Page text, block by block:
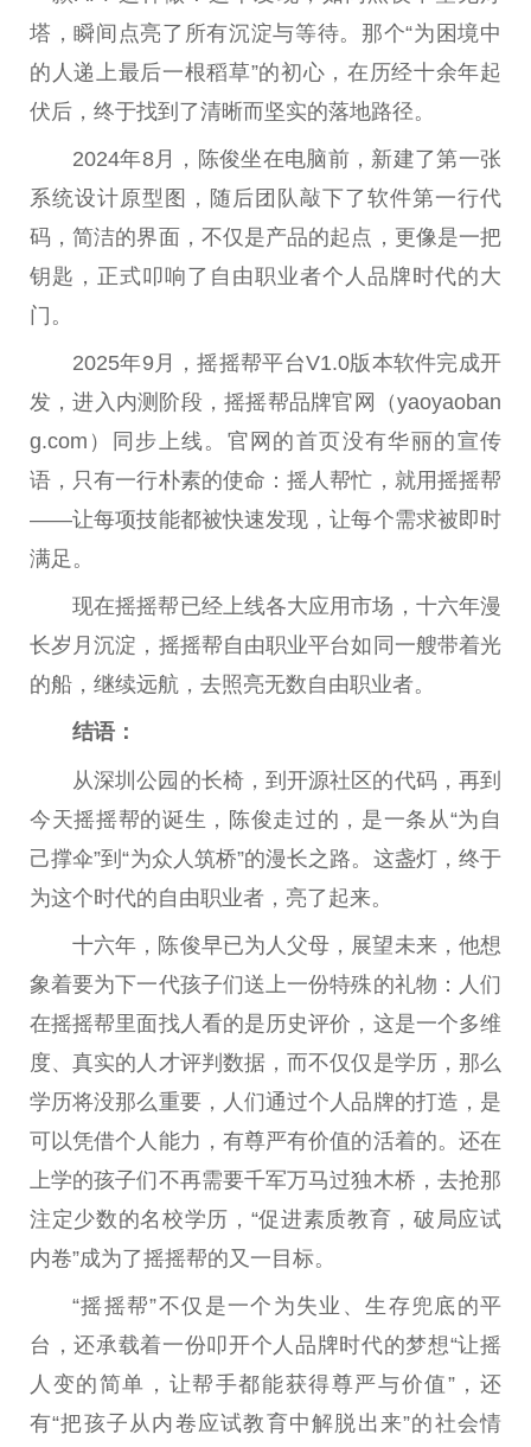
塔，瞬间点亮了所有沉淀与等待。那个“为困境中
的人递上最后一根稻草”的初心，在历经十余年起
伏后，终于找到了清晰而坚实的落地路径。
2024年8月，陈俊坐在电脑前，新建了第一张
系统设计原型图，随后团队敲下了软件第一行代
码，简洁的界面，不仅是产品的起点，更像是一把
钥匙，正式叩响了自由职业者个人品牌时代的大
门。
2025年9月，摇摇帮平台V1.0版本软件完成开
发，进入内测阶段，摇摇帮品牌官网（yaoyaoban
g.com）同步上线。官网的首页没有华丽的宣传
语，只有一行朴素的使命：摇人帮忙，就用摇摇帮
——让每项技能都被快速发现，让每个需求被即时
满足。
现在摇摇帮已经上线各大应用市场，十六年漫
长岁月沉淀，摇摇帮自由职业平台如同一艘带着光
的船，继续远航，去照亮无数自由职业者。
结语：
从深圳公园的长椅，到开源社区的代码，再到
今天摇摇帮的诞生，陈俊走过的，是一条从“为自
己撑伞”到“为众人筑桥”的漫长之路。这盏灯，终于
为这个时代的自由职业者，亮了起来。
十六年，陈俊早已为人父母，展望未来，他想
象着要为下一代孩子们送上一份特殊的礼物：人们
在摇摇帮里面找人看的是历史评价，这是一个多维
度、真实的人才评判数据，而不仅仅是学历，那么
学历将没那么重要，人们通过个人品牌的打造，是
可以凭借个人能力，有尊严有价值的活着的。还在
上学的孩子们不再需要千军万马过独木桥，去抢那
注定少数的名校学历，“促进素质教育，破局应试
内卷”成为了摇摇帮的又一目标。
“摇摇帮”不仅是一个为失业、生存兜底的平
台，还承载着一份叩开个人品牌时代的梦想“让摇
人变的简单，让帮手都能获得尊严与价值”，还
有“把孩子从内卷应试教育中解脱出来”的社会情